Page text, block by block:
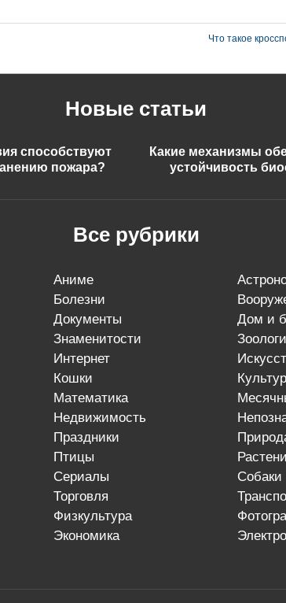
Что такое
Новые статьи
способствуют
пожара?
Какие механизмы
устойчивость
Все рубрики
аниме
болезни
документы дом и
знаменитости
интернет
кошки
математика
недвижимость
праздники
птицы
сериалы собаки
торговля
физкультура
экономика